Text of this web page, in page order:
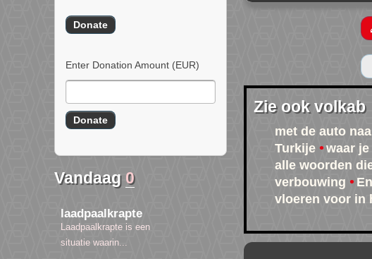
Enter Donation Amount (EUR)
Vandaag 0
laadpaalkrapte
Laadpaalkrapte is een
situatie waarin...
Zie ook volkab
met de auto
Turkije
waar
alle woorden
verbouwing
vloeren voor in